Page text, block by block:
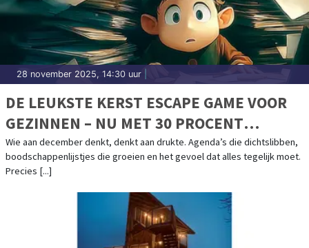
28 november 2025, 14:30 uur
DE LEUKSTE KERST ESCAPE GAME VOOR
GEZINNEN – NU MET 30 PROCENT
KORTING
Wie aan december denkt, denkt aan drukte. Agenda’s die dichtslibben,
boodschappenlijstjes die groeien en het gevoel dat alles tegelijk moet.
Precies [...]